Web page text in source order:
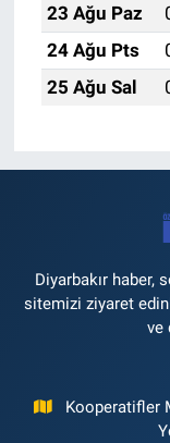
23 Ağu Paz
24 Ağu Pts
25 Ağu Sal
Diyarbakır haber,
sitemizi ziyaret
ve
Kooperatifler